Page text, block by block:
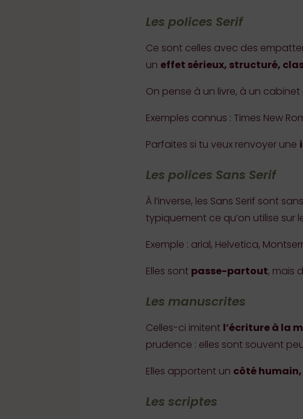
Les polices Serif
Ce sont celles avec des
un effet sérieux, structuré,
On pense à un livre, à un cabinet
Exemples connus : Times New
Parfaites si tu veux renvoyer une
Les polices Sans Serif
À l’inverse, les Sans Serif sont
typiquement ce qu’on utilise sur
Exemple : arial, Helvetica,
Elles sont passe-partout, mais
Les manuscrites
Celles-ci imitent l’écriture à la
prudence : elles sont souvent
Elles apportent un côté
Les scriptes